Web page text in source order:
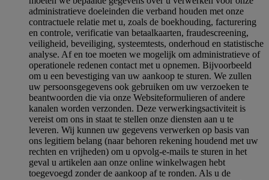
administratieve doeleinden die verband houden met onze
contractuele relatie met u, zoals de boekhouding, facturering
en controle, verificatie van betaalkaarten, fraudescreening,
veiligheid, beveiliging, systeemtests, onderhoud en statistische
analyse. Af en toe moeten we mogelijk om administratieve of
operationele redenen contact met u opnemen. Bijvoorbeeld
om u een bevestiging van uw aankoop te sturen. We zullen
uw persoonsgegevens ook gebruiken om uw verzoeken te
beantwoorden die via onze Websiteformulieren of andere
kanalen worden verzonden. Deze verwerkingsactiviteit is
vereist om ons in staat te stellen onze diensten aan u te
leveren. Wij kunnen uw gegevens verwerken op basis van
ons legitiem belang (naar behoren rekening houdend met uw
rechten en vrijheden) om u opvolg-e-mails te sturen in het
geval u artikelen aan onze online winkelwagen hebt
toegevoegd zonder de aankoop af te ronden. Als u de